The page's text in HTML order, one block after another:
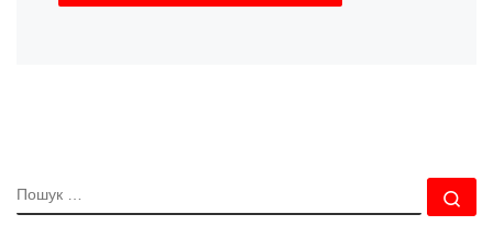
ПОШУК